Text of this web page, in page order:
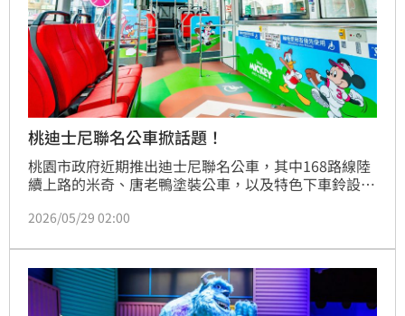
桃迪士尼聯名公車掀話題！
桃園市政府近期推出迪士尼聯名公車，其中168路線陸
續上路的米奇、唐老鴨塗裝公車，以及特色下車鈴設
米奇招牌聲音「下次見掰掰」，相關影片在社群平台
桃園公車成為近期街頭焦點。
2026/05/29 02:00